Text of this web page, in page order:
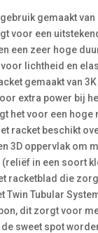
gemaakt van
voor een
een zeer hoge
lichtheid en
gemaakt van
extra power bij
het voor een hoge
racket beschikt
3D oppervlak om
(reliëf in een soort
racketblad die
Twin Tubular
dit zorgt voor
sweet spot